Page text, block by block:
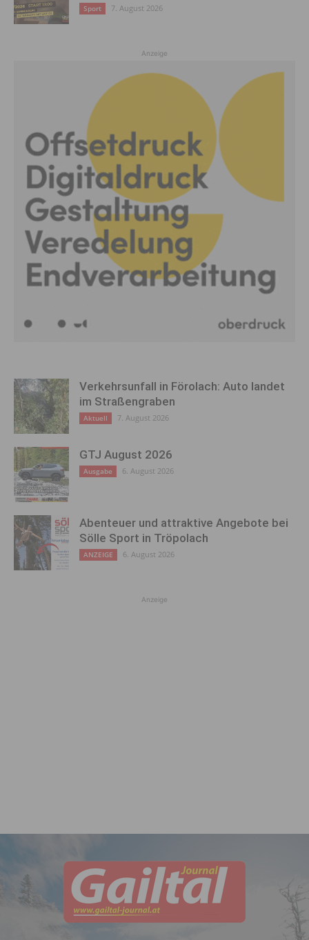
Sport 7. August 2026
Anzeige
Verkehrsunfall in Förolach: Auto landet
im Straßengraben
Aktuell 7. August 2026
GTJ August 2026
Ausgabe 6. August 2026
Abenteuer und attraktive Angebote bei
Sölle Sport in Tröpolach
ANZEIGE 6. August 2026
Anzeige